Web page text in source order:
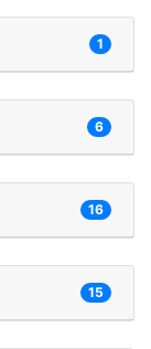
1
6
16
15